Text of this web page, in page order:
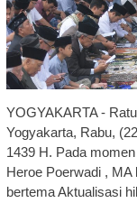
YOGYAKARTA -
Yogyakarta, Rabu,
1439 H. Pada
Heroe Poerwadi ,
bertema Aktualisasi